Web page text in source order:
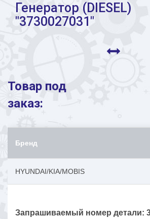
Генератор (DIESEL)
"3730027031"
Товар под
заказ:
Бренд
HYUNDAI/KIA/MOBIS
Запрашиваемый номер детали: